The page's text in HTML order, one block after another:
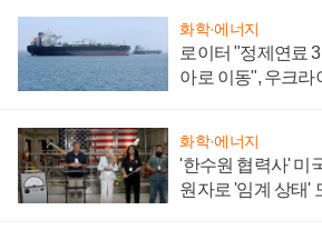
화학·에너지
로이터 "정제연료
아로 이동", 우크라
화학·에너지
'한수원 협력사' 미
원자로 '임계 상태'